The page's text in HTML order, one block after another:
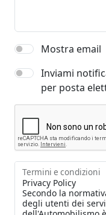
Mostra email
Inviami
per posta
Termini e condizioni